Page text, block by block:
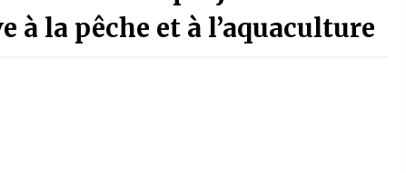
Quand on va vite
la pêche et à l’aquaculture